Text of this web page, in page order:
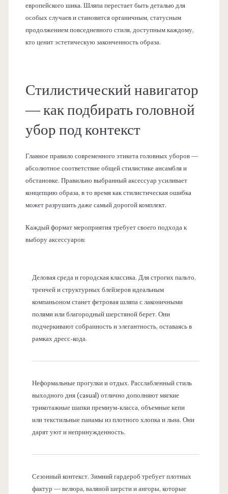
европейского шика. Шляпа перестает быть деталью для
особых случаев и становится органичным, статусным
продолжением повседневного стиля, доступным каждому,
кто ценит эстетическую законченность образа.
Стилистический навигатор
— как подбирать головной
убор под контекст
Главное правило современного этикета головных уборов —
абсолютное соответствие общей стилистике ансамбля и
обстановке. Правильно выбранный аксессуар усиливает
концепцию образа, в то время как стилистическая ошибка
может разрушить даже самый дорогой комплект.
Каждый формат мероприятия требует своего подхода к
выбору аксессуаров:
Деловая среда и городская классика. Для строгих пальто,
тренчей и структурных блейзеров идеальным
компаньоном станет фетровая шляпа с лаконичными
полями или благородный шерстяной берет. Они
подчеркивают собранность и элегантность, оставаясь в
рамках дресс-кода.
Неформальные прогулки и отдых. Расслабленный стиль
выходного дня (casual) отлично дополняют мягкие
трикотажные шапки премиум-класса, объемные кепи
или текстильные панамы из плотного хлопка и льна. Они
дарят уют и непринужденность.
Сезонный контекст. Зимний гардероб требует плотных
фактур — велюра, валяной шерсти и ангоры, которые